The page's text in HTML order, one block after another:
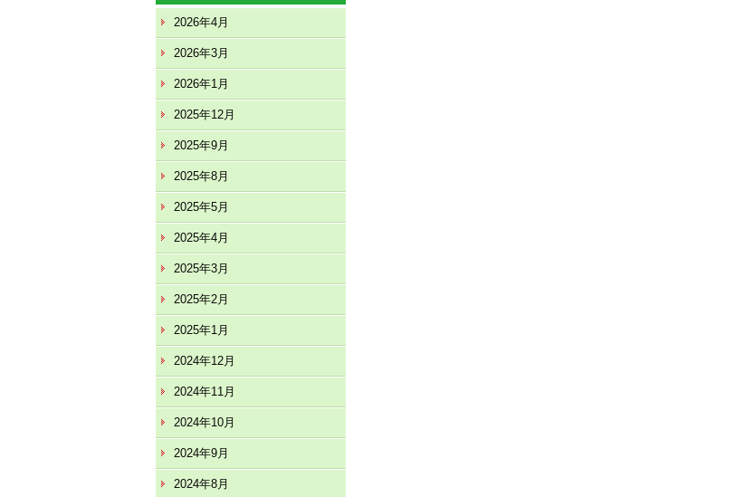
2026年4月
2026年3月
2026年1月
2025年12月
2025年9月
2025年8月
2025年5月
2025年4月
2025年3月
2025年2月
2025年1月
2024年12月
2024年11月
2024年10月
2024年9月
2024年8月